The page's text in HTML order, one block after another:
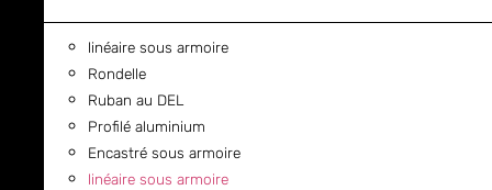
linéaire sous armoire
Rondelle
Ruban au DEL
Profilé aluminium
Encastré sous armoire
linéaire sous armoire